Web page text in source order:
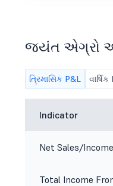
જયંત એગ્રો
ત્રિમાસિક P&L
Indicator
Net Sales/
Total Income